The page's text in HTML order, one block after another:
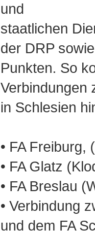
und
staatlichen
der DRP
Punkten. So
Verbindungen
in Schlesien
• FA Freiburg,
• FA Glatz
• FA Breslau
• Verbindung
und dem FA